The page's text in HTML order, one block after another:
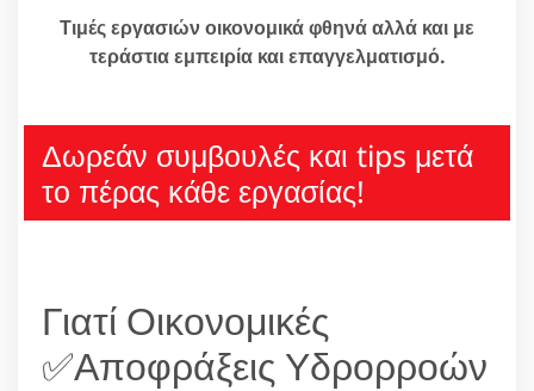
Τιμές εργασιών οικονομικά φθηνά αλλά και με
τεράστια εμπειρία και επαγγελματισμό.
Δωρεάν συμβουλές και tips μετά
το πέρας κάθε εργασίας!
Γιατί Οικονομικές
✅Αποφράξεις Υδρορροών